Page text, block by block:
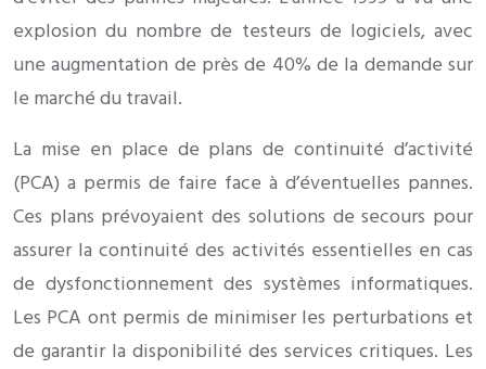
explosion du nombre de testeurs de logiciels, avec
une augmentation de près de 40% de la demande sur
le marché du travail.
La mise en place de plans de continuité d’activité
(PCA) a permis de faire face à d’éventuelles pannes.
Ces plans prévoyaient des solutions de secours pour
assurer la continuité des activités essentielles en cas
de dysfonctionnement des systèmes informatiques.
Les PCA ont permis de minimiser les perturbations et
de garantir la disponibilité des services critiques. Les